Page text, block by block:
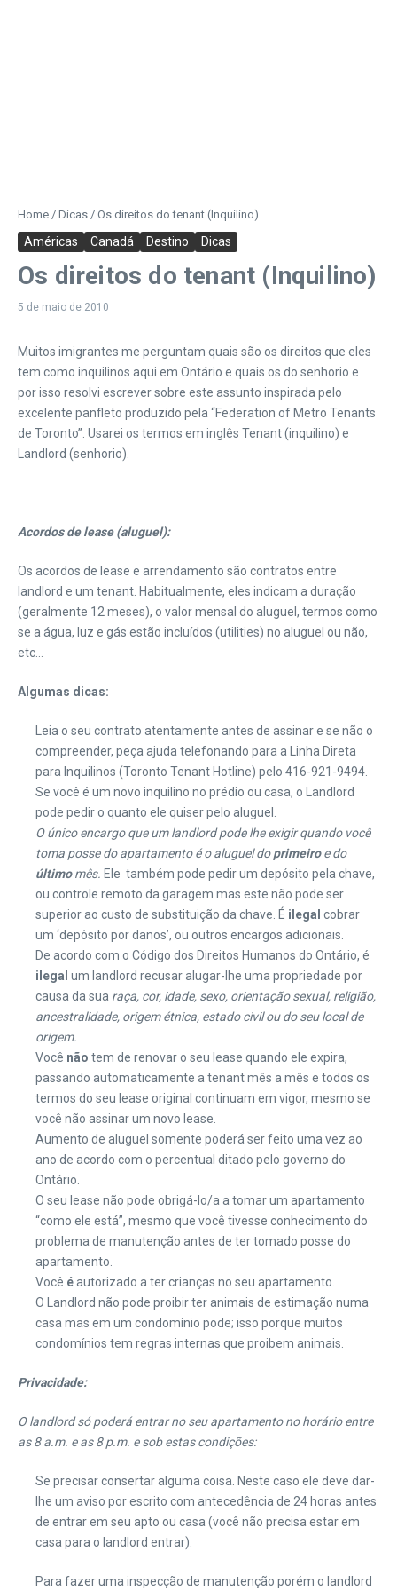
Home / Dicas / Os direitos do tenant (Inquilino)
Américas Canadá Destino Dicas
Os direitos do tenant (Inquilino)
5 de maio de 2010
Muitos imigrantes me perguntam quais são os direitos que eles
tem como inquilinos aqui em Ontário e quais os do senhorio e
por isso resolvi escrever sobre este assunto inspirada pelo
excelente panfleto produzido pela “Federation of Metro Tenants
de Toronto”. Usarei os termos em inglês Tenant (inquilino) e
Landlord (senhorio).
Acordos de lease (aluguel):
Os acordos de lease e arrendamento são contratos entre
landlord e um tenant. Habitualmente, eles indicam a duração
(geralmente 12 meses), o valor mensal do aluguel, termos como
se a água, luz e gás estão incluídos (utilities) no aluguel ou não,
etc…
Algumas dicas:
Leia o seu contrato atentamente antes de assinar e se não o
compreender, peça ajuda telefonando para a Linha Direta
para Inquilinos (Toronto Tenant Hotline) pelo 416-921-9494.
Se você é um novo inquilino no prédio ou casa, o Landlord
pode pedir o quanto ele quiser pelo aluguel.
O único encargo que um landlord pode lhe exigir quando você
toma posse do apartamento é o aluguel doprimeiroe do
últimomês. Ele também pode pedir um depósito pela chave,
ou controle remoto da garagem mas este não pode ser
superior ao custo de substituição da chave. É ilegal cobrar
um ‘depósito por danos’, ou outros encargos adicionais.
De acordo com o Código dos Direitos Humanos do Ontário, é
ilegal um landlord recusar alugar-lhe uma propriedade por
causa da sua raça, cor, idade, sexo, orientação sexual, religião,
ancestralidade, origem étnica, estado civil ou do seu local de
origem.
Você não tem de renovar o seu lease quando ele expira,
passando automaticamente a tenant mês a mês e todos os
termos do seu lease original continuam em vigor, mesmo se
você não assinar um novo lease.
Aumento de aluguel somente poderá ser feito uma vez ao
ano de acordo com o percentual ditado pelo governo do
Ontário.
O seu lease não pode obrigá-lo/a a tomar um apartamento
“como ele está”, mesmo que você tivesse conhecimento do
problema de manutenção antes de ter tomado posse do
apartamento.
Você éautorizado a ter crianças no seu apartamento.
O Landlord não pode proibir ter animais de estimação numa
casa mas em um condomínio pode; isso porque muitos
condomínios tem regras internas que proibem animais.
Privacidade:
O landlord só poderá entrar no seu apartamento no horário entre
as 8 a.m. e as 8 p.m. e sob estas condições:
Se precisar consertar alguma coisa. Neste caso ele deve dar-
lhe um aviso por escrito com antecedência de 24 horas antes
de entrar em seu apto ou casa (você não precisa estar em
casa para o landlord entrar).
Para fazer uma inspecção de manutenção porém o landlord